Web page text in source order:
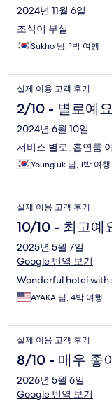
2024년 11월 6일
조식이 부실
Sukho 님, 1박 여행
실제 이용 고객 후기
2/10 - 별로예요
2024년 6월 10일
서비스 별로. 흡연룸
Young uk 님, 1박 여행
실제 이용 고객 후기
10/10 - 최고예
2025년 5월 7일
Google 번역 보기
Wonderful hotel with
AYAKA 님, 4박 여행
실제 이용 고객 후기
8/10 - 매우 좋
2026년 5월 6일
Google 번역 보기